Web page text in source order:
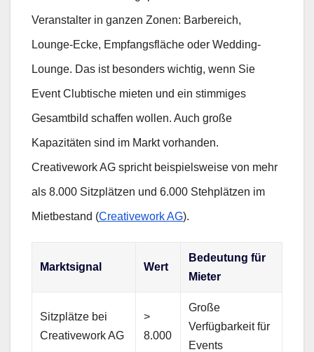
Veranstalter in ganzen Zonen: Barbereich,
Lounge-Ecke, Empfangsfläche oder Wedding-
Lounge. Das ist besonders wichtig, wenn Sie
Event Clubtische mieten und ein stimmiges
Gesamtbild schaffen wollen. Auch große
Kapazitäten sind im Markt vorhanden.
Creativework AG spricht beispielsweise von mehr
als 8.000 Sitzplätzen und 6.000 Stehplätzen im
Mietbestand (Creativework AG).
Marktsignal Wert
Bedeutung für
Mieter
Sitzplätze bei
Creativework AG
>
8.000
Große
Verfügbarkeit für
Events